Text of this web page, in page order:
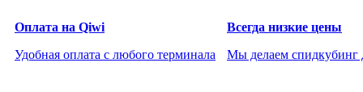
Оплата на Qiwi
Удобная оплата с любого терминала
Всегда низкие цены
Мы делаем спидкубинг